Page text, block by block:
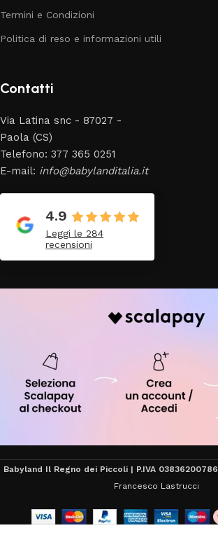
Termini e Condizioni
Politica di reso e informazioni utili
Contatti
Via Latina snc - 87027 -
Paola (CS)
Telefono: 377 365 0251
E-mail: info@babylanditalia.it
4.9
Leggi le 284
recensioni
Babyland Il Regno dei Piccoli | P.IVA 03836200786
Francesco Lastrucci